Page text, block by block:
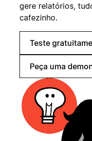
gere relatórios,
cafezinho.
Teste
Peça uma